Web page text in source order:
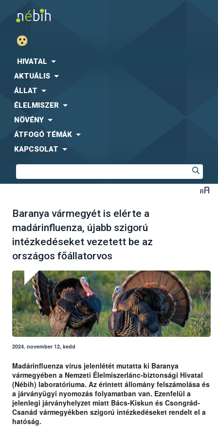
HIVATAL
AKTUÁLIS
ÁLLAT
ÉLELMISZER
NÖVÉNY
ÁTFOGÓ TÉMÁK
KAPCSOLAT
Baranya vármegyét is elérte a
madárinfluenza, újabb szigorú
intézkedéseket vezetett be az
országos főállatorvos
2024. november 12, kedd
Madárinfluenza vírus jelenlétét mutatta ki Baranya
vármegyében a Nemzeti Élelmiszerlánc-biztonsági Hivatal
(Nébih) laboratóriuma. Az érintett állomány felszámolása és
a járványügyi nyomozás folyamatban van. Ezenfelül a
jelenlegi járványhelyzet miatt Bács-Kiskun és Csongrád-
Csanád vármegyékben szigorú intézkedéseket rendelt el a
hatóság.